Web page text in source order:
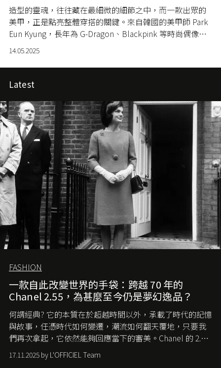
造型的靈魂，往往藏在最細微的細節之中，而一款出眾的
美甲，正是點亮整體穿搭的關鍵。來自韓國的美甲師 Park
Eun Kyung，長年為 G-Dragon、Blackpink 等時尚偶像打
趣味創意，顛覆傳統對美甲的定義，為盛夏造型注入玩味
靈魂。以下 6 款她的設計，或許正是你今夏的美甲靈感來
源。
14.05.2025
Latest
FASHION
一款自此改變世界的手袋：跨越 70 年的
Chanel 2.55，為甚麼至今仍是夢幻逸品？
何謂經典? 它的本質在於超越時間以外，承載了時代的記憶
與故事，任憑時代如何變遷，潮流如何翻天覆地，只要我
們再次拿起，它依然能夠回應當下的審美。Chanel 的 2.55
手袋更是這樣存在，自問世至今，一直有着舉足輕重的地
位。如果說每個女生的第一個夢想手袋是 Chanel，那 2.55
17.11.2025 by L'OFFICIEL Team